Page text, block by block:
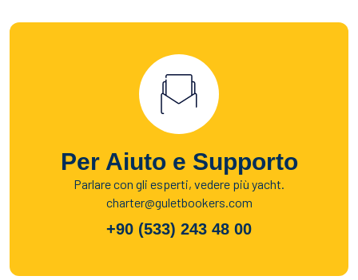
Per Aiuto e Supporto
Parlare con gli esperti, vedere più yacht.
charter@guletbookers.com
+90 (533) 243 48 00